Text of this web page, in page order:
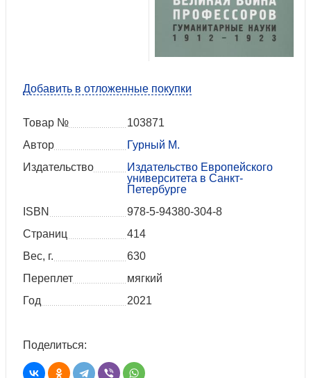
Добавить в отложенные покупки
Товар №
103871
Автор
Гурный М.
Издательство
Издательство Европейского
университета в Санкт-
Петербурге
ISBN
978-5-94380-304-8
Страниц
414
Вес, г.
630
Переплет
мягкий
Год
2021
Поделиться: